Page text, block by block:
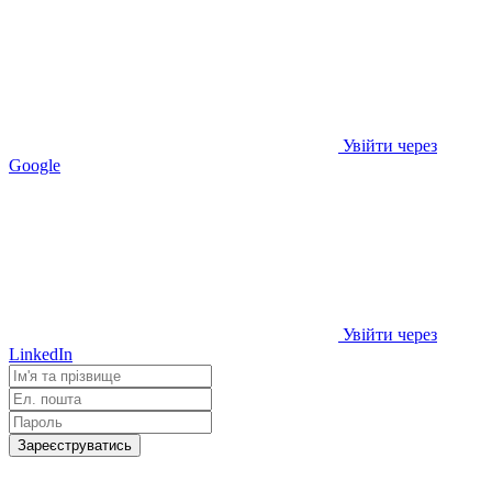
Увійти через
Google
Увійти через
LinkedIn
Зареєструватись